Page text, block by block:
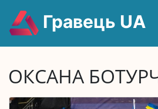
Гравець UA
ОКСАНА